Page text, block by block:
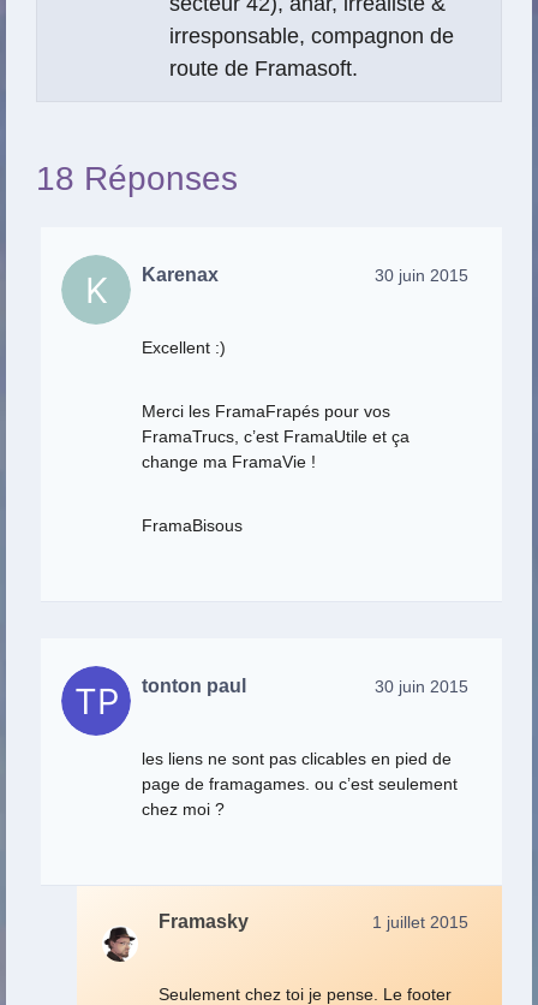
irresponsable, compagnon de
route de Framasoft.
18 Réponses
Karenax 30 juin 2015
Excellent :)
Merci les FramaFrapés pour vos
FramaTrucs, c’est FramaUtile et ça
change ma FramaVie !
FramaBisous
tonton paul 30 juin 2015
les liens ne sont pas clicables en pied de
page de framagames. ou c’est seulement
chez moi ?
Framasky 1 juillet 2015
Seulement chez toi je pense. Le footer